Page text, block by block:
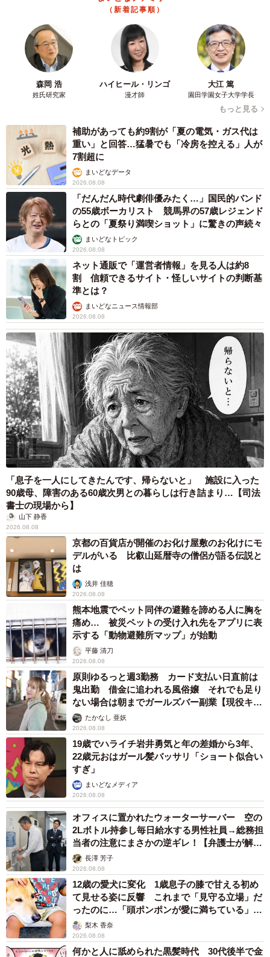
校教育の内容に準じた指導が行われるのだという。
他に受刑者等が行う作業（生産作業、社会貢献作業、自営
作業、職業訓練）の種類に職業訓練があり、受刑者が希望
しているなど一定の条件に基づいて職種が選定される。
そのような指導が行われていた奈良少年刑務所だが、高級
準備が進められているそうだ。
◇ ◇
ところで、奈良少年刑務所のリサーチと取材を進める過程
で、あらたに分かったことがある。じつは刑務所のない県
が、もうひとつあったのだ。それが滋賀県である。
4/4
2022年3月に閉庁された旧滋賀刑務所 （C）Google／画像の撮影は2022
年9月
滋賀県は1876年に、滋賀刑務所の前身である仮懲役場が設
置された。1966年に大津市大平へ移転したが、受刑者数が
減少したことと建物の老朽化が著しいため、2022年3月に
閉庁されたことで、滋賀県にも刑務所がなくなった。刑務
所を閉めた理由が「受刑者が減ったこと」と知ったとき、
そのような状況が今後も続いてほしいと願わずにはおれな
かった。
（新着記事順）
森岡 浩
姓氏研究家
ハイヒール・リンゴ
漫才師
大江 篤
園田学園女子大学学長
もっと見る
補助があっても約9割が「夏の電気・ガス代は
重い」と回答…猛暑でも「冷房を控える」人が
7割超に
まいどなデータ
2026.08.08
「だんだん時代劇俳優みたく…」国民的バンド
の55歳ボーカリスト 競馬界の57歳レジェンド
らとの「夏祭り満喫ショット」に驚きの声続々
まいどなトピック
2026.08.08
ネット通販で「運営者情報」を見る人は約8
割 信頼できるサイト・怪しいサイトの判断基
準とは？
まいどなニュース情報部
2026.08.08
「息子を一人にしてきたんです、帰らないと」 施設に入った
90歳母、障害のある60歳次男との暮らしは行き詰まり…【司法
書士の現場から】
山下 静香
2026.08.08
京都の百貨店が開催のお化け屋敷のお化けにモ
デルがいる 比叡山延暦寺の僧侶が語る伝説と
は
浅井 佳穂
2026.08.08
熊本地震でペット同伴の避難を諦める人に胸を
痛め… 被災ペットの受け入れ先をアプリに表
示する「動物避難所マップ」が始動
平藤 清刀
2026.08.08
原則ゆるっと週3勤務 カード支払い日直前は
鬼出勤 借金に追われる風俗嬢 それでも足り
ない場合は朝までガールズバー副業【現役キャ
ストに取材】
たかなし 亜妖
2026.08.08
19歳でハライチ岩井勇気と年の差婚から3年、
22歳元おはガール髪バッサリ「ショート似合い
すぎ」
まいどなメディア
2026.08.08
オフィスに置かれたウォーターサーバー 空の
2Lボトル持参し毎日給水する男性社員→総務担
当者の注意にまさかの逆ギレ！【弁護士が解
説】長澤 芳子
2026.08.08
12歳の愛犬に変化 1歳息子の膝で甘える初め
て見せる姿に反響 これまで「見守る立場」だ
ったのに…「頭ポンポンが愛に満ちている」
「尊…」
梨木 香奈
2026.08.08
何かと人に舐められた黒髪時代 30代後半で金